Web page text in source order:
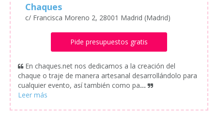
Chaques
c/ Francisca Moreno 2, 28001 Madrid (Madrid)
Pide presupuestos gratis
En chaques.net nos dedicamos a la creación del
chaque o traje de manera artesanal desarrollándolo para
cualquier evento, así también como pa...